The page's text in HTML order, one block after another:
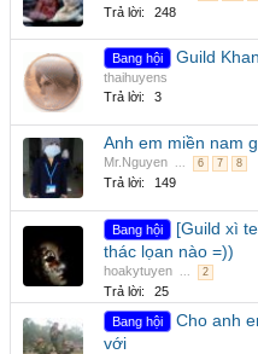
Trả lời: 248
Bang hội Guild
thaihuyens
Trả lời:
3
Anh em miền nam
Mr.Nguyen ... 6 7 8
Trả lời: 149
Bang hội
[Guild xì
thác lọan nào =))
hoakytuyen ... 2
Trả lời: 25
Bang hội
Cho anh
với